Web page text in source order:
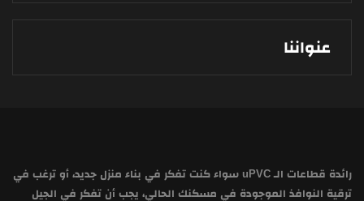
عنواننا
رائدة قطاعات الـ uPVC سواء كنت تفكر في بناء منزل جديد، أو ترغب في
ترقية النوافذ الموجودة في مسكنك الحالي، يجب أن تفكر في الجيل